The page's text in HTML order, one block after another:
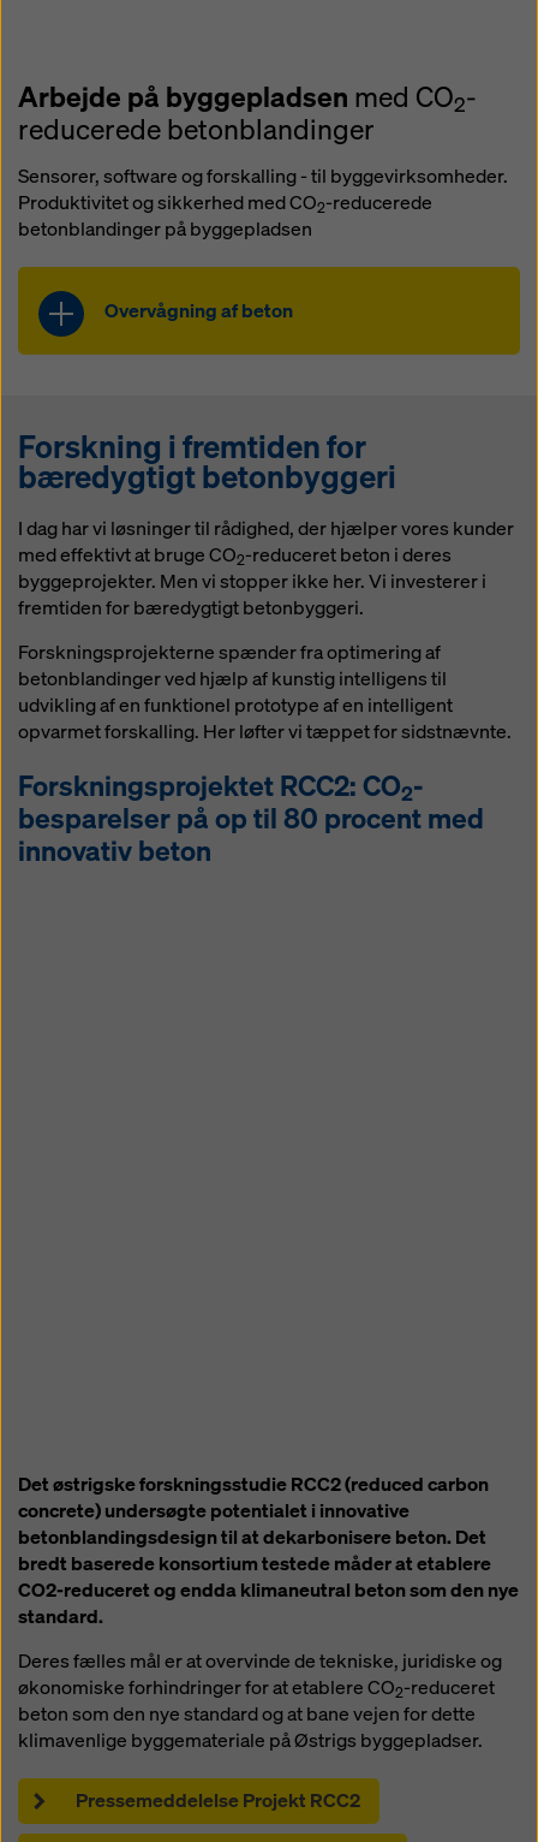
potentialet ved at optimere
betonblandinger og processer.
trykstyrken med vores Concrete
Calibration Solution.
Få mere at vide om
Concremote
Arbejde på byggepladsen med CO2-
reducerede betonblandinger
Sensorer, software og forskalling - til byggevirksomheder.
Produktivitet og sikkerhed med CO2-reducerede
betonblandinger på byggepladsen
Overvågning af beton
vigtigere at få realtidsindsigt i
betonkonstruktionens styrkeudvikling
i opstartsphasen. Vores
betonovervågningsløsning
Concremote måler betonens
trykstyrke på byggepladsen eller på
betonfabrikken. På den måde kan CO
økonomisk.
Forskning i fremtiden for
bæredygtigt betonbyggeri
I dag har vi løsninger til rådighed, der hjælper vores kunder
med effektivt at bruge CO2-reduceret beton i deres
byggeprojekter. Men vi stopper ikke her. Vi investerer i
fremtiden for bæredygtigt betonbyggeri.
Forskningsprojekterne spænder fra optimering af
betonblandinger ved hjælp af kunstig intelligens til
udvikling af en funktionel prototype af en intelligent
opvarmet forskalling. Her løfter vi tæppet for sidstnævnte.
Forskningsprojektet RCC2: CO2-
besparelser på op til 80 procent med
innovativ beton
Det østrigske forskningsstudie RCC2 (reduced carbon
concrete) undersøgte potentialet i innovative
betonblandingsdesign til at dekarbonisere beton. Det
bredt baserede konsortium testede måder at etablere
CO2-reduceret og endda klimaneutral beton som den nye
standard.
Deres fælles mål er at overvinde de tekniske, juridiske og
økonomiske forhindringer for at etablere CO2-reduceret
beton som den nye standard og at bane vejen for dette
klimavenlige byggemateriale på Østrigs byggepladser.
Pressemeddelelse Projekt RCC2